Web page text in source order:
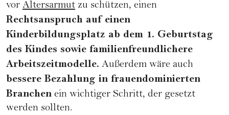
vor Altersarmut zu schützen, einen
Rechtsanspruch auf einen
Kinderbildungsplatz ab dem 1. Geburtstag
des Kindes sowie familienfreundlichere
Arbeitszeitmodelle. Außerdem wäre auch
bessere Bezahlung in frauendominierten
Branchen ein wichtiger Schritt, der gesetzt
werden sollten.